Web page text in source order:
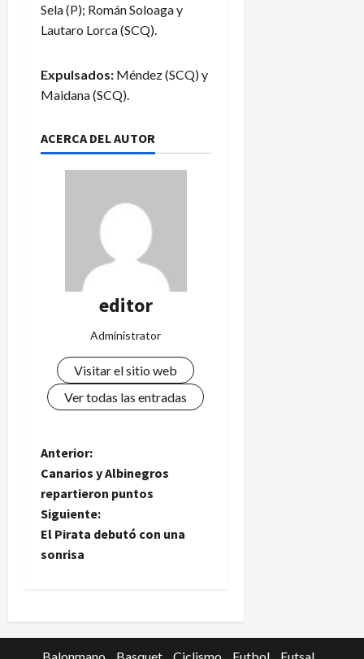
Sela (P); Román Soloaga y
Lautaro Lorca (SCQ).
Expulsados: Méndez (SCQ) y
Maidana (SCQ).
ACERCA DEL AUTOR
editor
Administrator
Visitar el sitio web
Ver todas las entradas
N
a
v
e
a
Anterior:
Canarios y Albinegros
repartieron puntos
Siguiente:
El Pirata debutó con una
sonrisa